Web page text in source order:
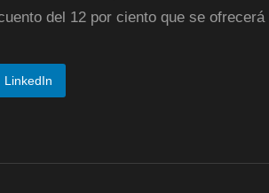
del 12 por ciento que se ofrecerá
LinkedIn